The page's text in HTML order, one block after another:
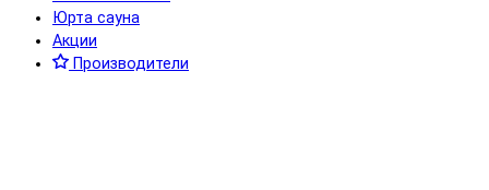
Юрта сауна
Акции
Производители